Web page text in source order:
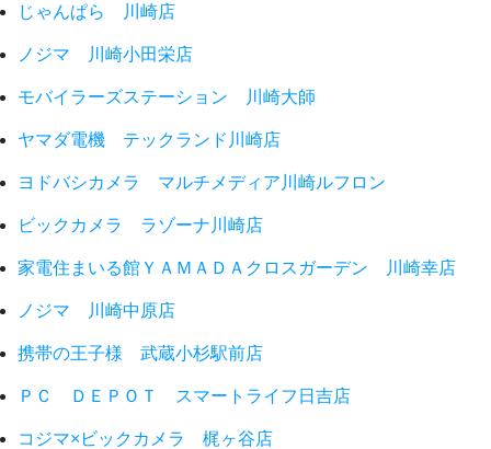
じゃんぱら 川崎店
ノジマ 川崎小田栄店
モバイラーズステーション 川崎大師
ヤマダ電機 テックランド川崎店
ヨドバシカメラ マルチメディア川崎ルフロン
ビックカメラ ラゾーナ川崎店
家電住まいる館ＹＡＭＡＤＡクロスガーデン 川崎幸店
ノジマ 川崎中原店
携帯の王子様 武蔵小杉駅前店
ＰＣ ＤＥＰＯＴ スマートライフ日吉店
コジマ×ビックカメラ 梶ヶ谷店